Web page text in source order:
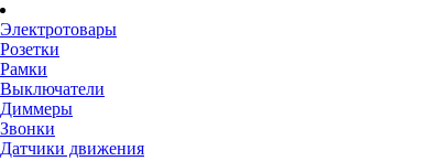
Электротовары
Розетки
Рамки
Выключатели
Диммеры
Звонки
Датчики движения